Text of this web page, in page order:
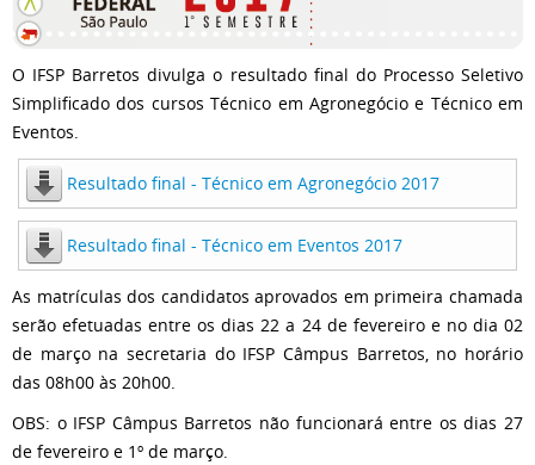
O IFSP Barretos divulga o resultado final do Processo Seletivo
Simplificado dos cursos Técnico em Agronegócio e Técnico em
Eventos.
Resultado final - Técnico em Agronegócio 2017
Resultado final - Técnico em Eventos 2017
As matrículas dos candidatos aprovados em primeira chamada
serão efetuadas entre os dias 22 a 24 de fevereiro e no dia 02
de março na secretaria do IFSP Câmpus Barretos, no horário
das 08h00 às 20h00.
OBS: o IFSP Câmpus Barretos não funcionará entre os dias 27
de fevereiro e 1º de março.